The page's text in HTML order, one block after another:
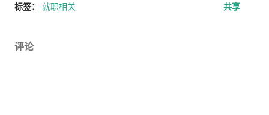
标签： 就职相关 共享
评论